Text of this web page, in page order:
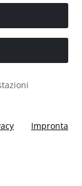
Impronta